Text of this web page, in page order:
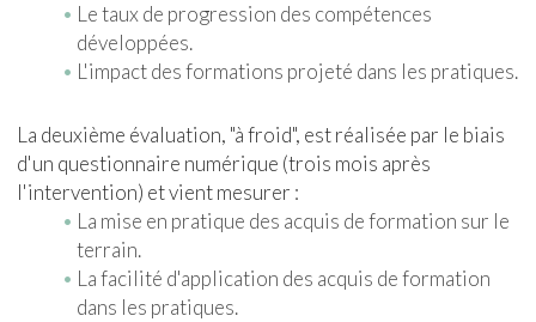
Le taux de progression des compétences
développées.
L'impact des formations projeté dans les pratiques.
La deuxième évaluation, "à froid", est réalisée par le biais
d'un questionnaire numérique (trois mois après
l'intervention) et vient mesurer :
La mise en pratique des acquis de formation sur le
terrain.
La facilité d'application des acquis de formation
dans les pratiques.